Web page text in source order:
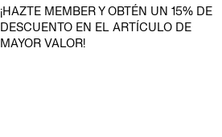
¡HAZTE MEMBER Y OBTÉN UN 15% DE
DESCUENTO EN EL ARTÍCULO DE
MAYOR VALOR!